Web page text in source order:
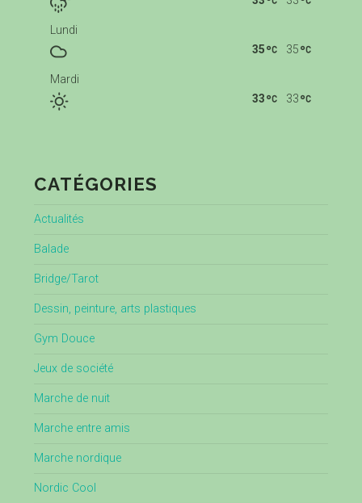
Lundi
35
35
Mardi
33
33
CATÉGORIES
Actualités
Balade
Bridge/Tarot
Dessin, peinture, arts plastiques
Gym Douce
Jeux de société
Marche de nuit
Marche entre amis
Marche nordique
Nordic Cool